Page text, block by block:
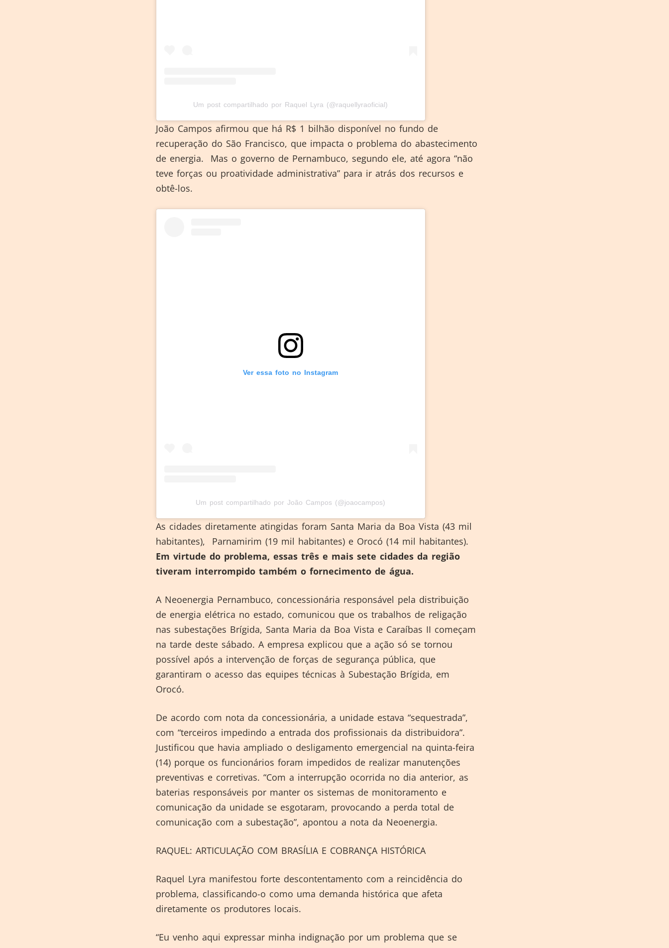
Um post compartilhado por Raquel Lyra (@raquellyraoficial)
João Campos afirmou que há R$ 1 bilhão disponível no fundo de
recuperação do São Francisco, que impacta o problema do abastecimento
de energia. Mas o governo de Pernambuco, segundo ele, até agora “não
teve forças ou proatividade administrativa” para ir atrás dos recursos e
obtê-los.
Ver essa foto no Instagram
Um post compartilhado por João Campos (@joaocampos)
As cidades diretamente atingidas foram Santa Maria da Boa Vista (43 mil
habitantes), Parnamirim (19 mil habitantes) e Orocó (14 mil habitantes).
Em virtude do problema, essas três e mais sete cidades da região
tiveram interrompido também o fornecimento de água.
A Neoenergia Pernambuco, concessionária responsável pela distribuição
de energia elétrica no estado, comunicou que os trabalhos de religação
nas subestações Brígida, Santa Maria da Boa Vista e Caraíbas II começam
na tarde deste sábado. A empresa explicou que a ação só se tornou
possível após a intervenção de forças de segurança pública, que
garantiram o acesso das equipes técnicas à Subestação Brígida, em
Orocó.
De acordo com nota da concessionária, a unidade estava “sequestrada”,
com “terceiros impedindo a entrada dos profissionais da distribuidora”.
Justificou que havia ampliado o desligamento emergencial na quinta-feira
(14) porque os funcionários foram impedidos de realizar manutenções
preventivas e corretivas. “Com a interrupção ocorrida no dia anterior, as
baterias responsáveis por manter os sistemas de monitoramento e
comunicação da unidade se esgotaram, provocando a perda total de
comunicação com a subestação”, apontou a nota da Neoenergia.
RAQUEL: ARTICULAÇÃO COM BRASÍLIA E COBRANÇA HISTÓRICA
Raquel Lyra manifestou forte descontentamento com a reincidência do
problema, classificando-o como uma demanda histórica que afeta
diretamente os produtores locais.
“Eu venho aqui expressar minha indignação por um problema que se